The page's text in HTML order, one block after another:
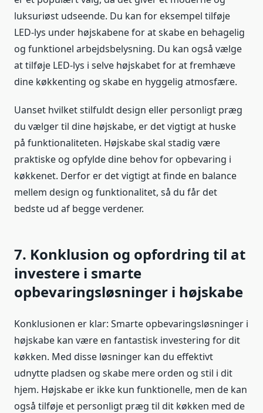
luksuriøst udseende. Du kan for eksempel tilføje
LED-lys under højskabene for at skabe en behagelig
og funktionel arbejdsbelysning. Du kan også vælge
at tilføje LED-lys i selve højskabet for at fremhæve
dine køkkenting og skabe en hyggelig atmosfære.
Uanset hvilket stilfuldt design eller personligt præg
du vælger til dine højskabe, er det vigtigt at huske
på funktionaliteten. Højskabe skal stadig være
praktiske og opfylde dine behov for opbevaring i
køkkenet. Derfor er det vigtigt at finde en balance
mellem design og funktionalitet, så du får det
bedste ud af begge verdener.
7. Konklusion og opfordring til at
investere i smarte
opbevaringsløsninger i højskabe
Konklusionen er klar: Smarte opbevaringsløsninger i
højskabe kan være en fantastisk investering for dit
køkken. Med disse løsninger kan du effektivt
udnytte pladsen og skabe mere orden og stil i dit
hjem. Højskabe er ikke kun funktionelle, men de kan
også tilføje et personligt præg til dit køkken med de